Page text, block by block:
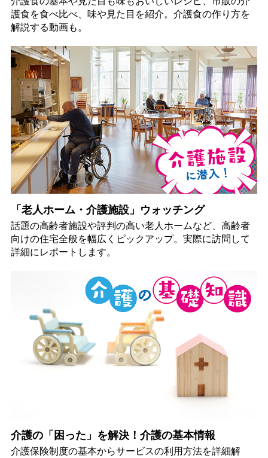
護食を食べ比べ、味や見た目を紹介。介護食の作り方を
解説する動画も。
「老人ホーム・介護施設」ウォッチング
話題の高齢者施設や評判の高い老人ホームなど、高齢者
向けの住宅全般を幅広くピックアップ。実際に訪問して
詳細にレポートします。
介護の「困った」を解決！介護の基本情報
介護保険制度の基本からサービスの利用方法を詳細解